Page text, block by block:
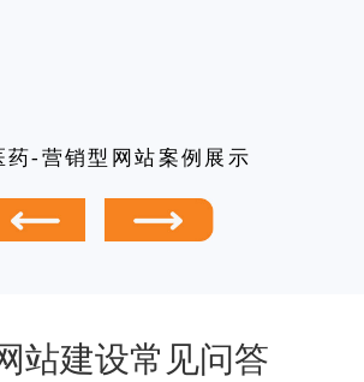
药-营销型网站案例展示
站建设常见问答